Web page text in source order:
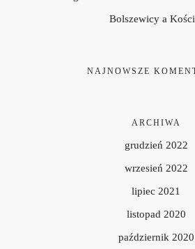
Bolszewicy a
NAJNOWSZE
ARCHIWA
grudzień 2022
wrzesień 2022
lipiec 2021
listopad 2020
październik 2020